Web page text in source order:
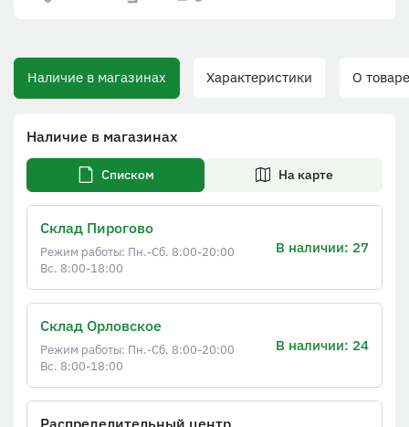
Наличие в магазинах Характеристики О товаре
Наличие в магазинах
Списком На карте
Склад Пирогово
Режим работы: Пн.-Сб. 8:00-20:00
Вс. 8:00-18:00
В наличии: 27
Склад Орловское
Режим работы: Пн.-Сб. 8:00-20:00
Вс. 8:00-18:00
В наличии: 24